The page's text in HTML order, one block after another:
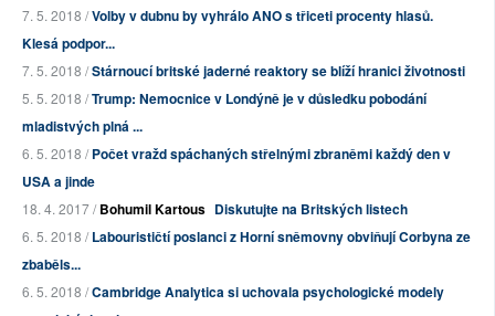
7. 5. 2018 /Volby v dubnu by vyhrálo ANO s třiceti procenty hlasů.
Klesá podpor...
7. 5. 2018 /Stárnoucí britské jaderné reaktory se blíží hranici životnosti
5. 5. 2018 /Trump: Nemocnice v Londýně je v důsledku pobodání
mladistvých plná ...
6. 5. 2018 /Počet vražd spáchaných střelnými zbraněmi každý den v
USA a jinde
18. 4. 2017 /Bohumil Kartous Diskutujte na Britských listech
6. 5. 2018 /Labourističtí poslanci z Horní sněmovny obviňují Corbyna ze
zbaběls...
6. 5. 2018 /Cambridge Analytica si uchovala psychologické modely